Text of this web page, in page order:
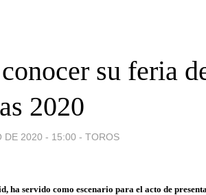
su feria
2020
DE 2020 - 15:00 - TOROS
ha servido como escenario para el acto de